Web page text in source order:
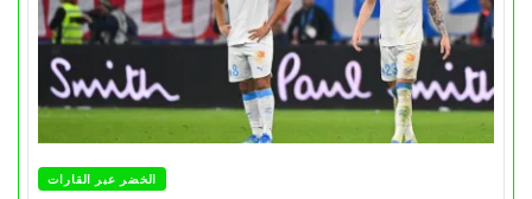
الخضر عبر القارات